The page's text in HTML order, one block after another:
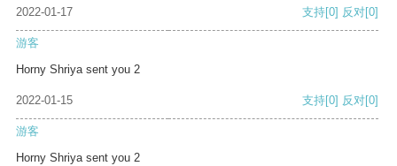
2022-01-17 支持[0] 反对[0]
游客
Horny Shriya sent you 2
2022-01-15 支持[0] 反对[0]
游客
Horny Shriya sent you 2